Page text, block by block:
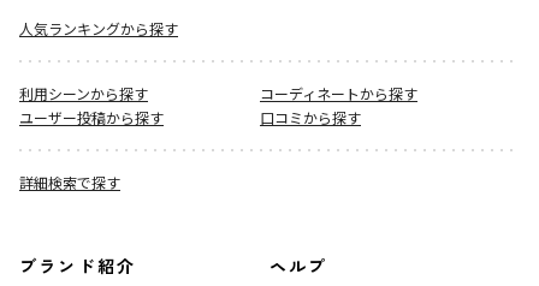
人気ランキングから探す
利用シーンから探す
コーディネートから探す
ユーザー投稿から探す
口コミから探す
詳細検索で探す
ブランド紹介 ヘルプ